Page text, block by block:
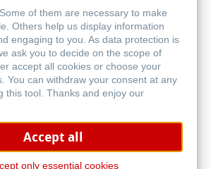
of them are necessary to make
Others help us display information
engaging to you. As data protection is
ask you to decide on the scope of
accept all cookies or choose your
You can withdraw your consent at any
this tool. Thanks and enjoy our
Accept all
only essential cookies